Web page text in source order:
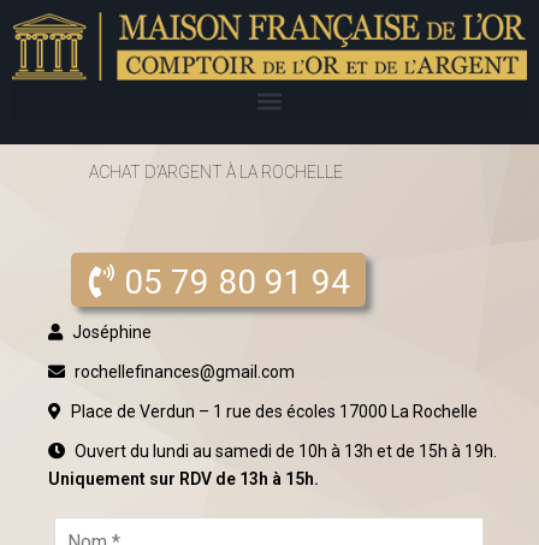
ACHAT D’ARGENT À LA ROCHELLE
05 79 80 91 94
Joséphine
rochellefinances@gmail.com
Place de Verdun – 1 rue des écoles 17000 La Rochelle
Ouvert du lundi au samedi de 10h à 13h et de 15h à 19h.
Uniquement sur RDV de 13h à 15h.